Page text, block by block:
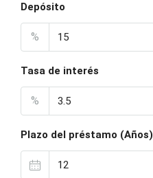
Depósito
%
Tasa de interés
%
Plazo del préstamo (Años)